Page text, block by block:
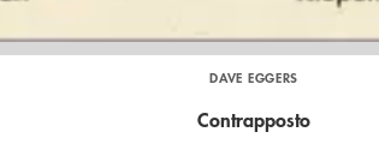
DAVE EGGERS
Contrapposto